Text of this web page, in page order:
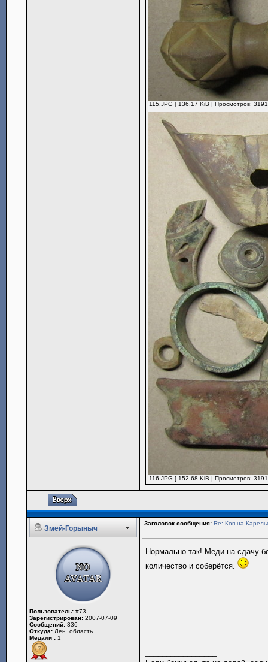
115.JPG [ 136.17 KiB | Просмотров:
116.JPG [ 152.68 KiB | Просмотров:
Змей-Горыныч
Заголовок сообщения: Re: Коп на
Пользователь: #73
Зарегистрирован: 2007-07-09
Сообщений: 336
Откуда: Лен. область
Медали : 1
Нормально так! Меди на сдачу
количество и соберётся.